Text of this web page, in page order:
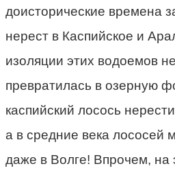
доисторические времена
нерест в Каспийское и
изоляции этих водоемов
превратилась в озерную
каспийский лосось
а в средние века лососей
даже в Волге! Впрочем, на